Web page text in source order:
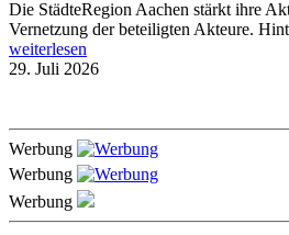
Die StädteRegion Aachen stärkt ihre
Vernetzung der beteiligten Akteure.
weiterlesen
29. Juli 2026
Werbung
Werbung
Werbung